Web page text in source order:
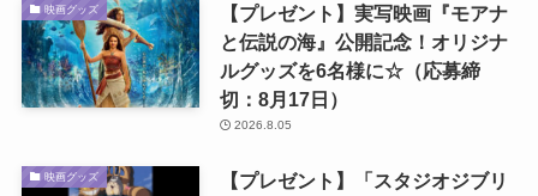
映画グッズ
【プレゼント】実写映画『モアナ
と伝説の海』公開記念！オリジナ
ルグッズを6名様に☆（応募締
切：8月17日）
2026.8.05
映画グッズ
【プレゼント】「スタジオジブリ